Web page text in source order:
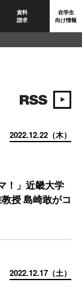
資料
請求
在学生
向け情報
2022.12.22（木）
！」近畿大学
授 島崎敢がコ
2022.12.17（土）